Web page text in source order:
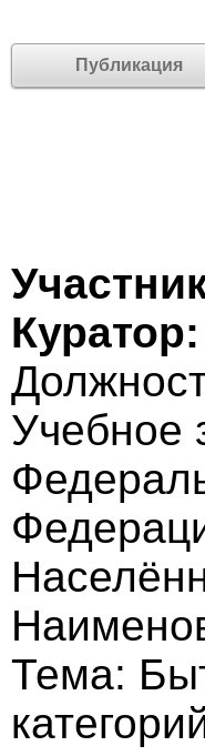
Публикация
Учебное
Тема: